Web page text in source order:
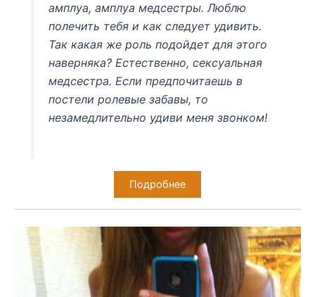
амплуа, амплуа медсестры. Люблю
полечить тебя и как следует удивить.
Так какая же роль подойдет для этого
наверняка? Естественно, сексуальная
медсестра. Если предпочитаешь в
постели ролевые забавы, то
незамедлительно удиви меня звонком!
Подробнее